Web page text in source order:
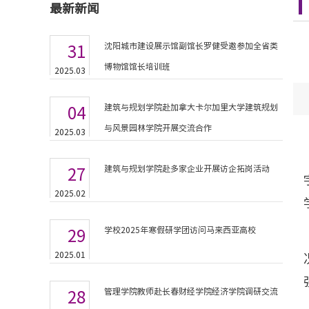
最新新闻
31
2025.03
沈阳城市建设展示馆副馆长罗健受邀参加全省类
博物馆馆长培训班
04
2025.03
建筑与规划学院赴加拿大卡尔加里大学建筑规划
与风景园林学院开展交流合作
27
2025.02
建筑与规划学院赴多家企业开展访企拓岗活动
29
2025.01
学校2025年寒假研学团访问马来西亚高校
28 管理学院教师赴长春财经学院经济学院调研交流